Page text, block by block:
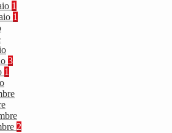
1
1
3
1
2